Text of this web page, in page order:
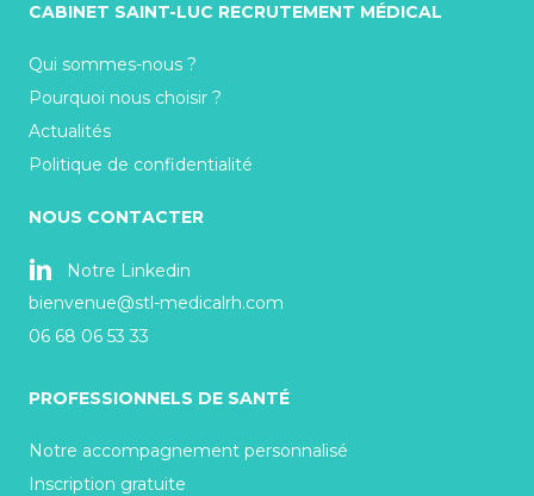
CABINET SAINT-LUC RECRUTEMENT MÉDICAL
Qui sommes-nous ?
Pourquoi nous choisir ?
Actualités
Politique de confidentialité
NOUS CONTACTER
Notre Linkedin
bienvenue@stl-medicalrh.com
06 68 06 53 33
PROFESSIONNELS DE SANTÉ
Notre accompagnement personnalisé
Inscription gratuite